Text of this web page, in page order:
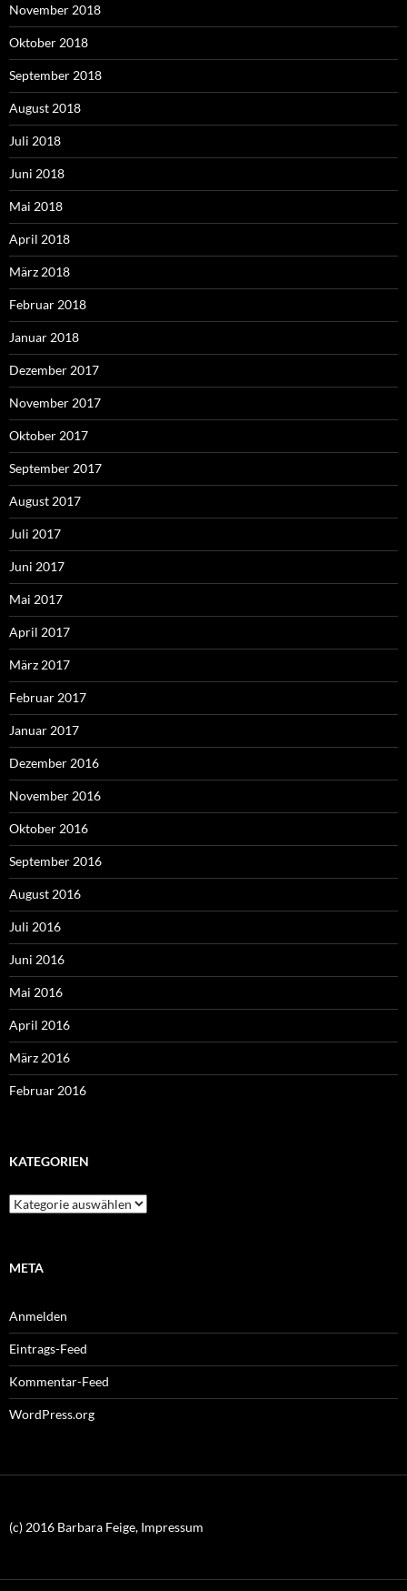
November 2018
Oktober 2018
September 2018
August 2018
Juli 2018
Juni 2018
Mai 2018
April 2018
März 2018
Februar 2018
Januar 2018
Dezember 2017
November 2017
Oktober 2017
September 2017
August 2017
Juli 2017
Juni 2017
Mai 2017
April 2017
März 2017
Februar 2017
Januar 2017
Dezember 2016
November 2016
Oktober 2016
September 2016
August 2016
Juli 2016
Juni 2016
Mai 2016
April 2016
März 2016
Februar 2016
KATEGORIEN
Kategorien
META
Anmelden
Eintrags-Feed
Kommentar-Feed
WordPress.org
(c) 2016 Barbara Feige, Impressum